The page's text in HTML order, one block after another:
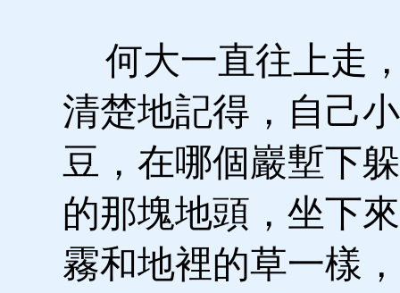
何大一直往上走
清楚地記得，自己
豆，在哪個巖塹下
的那塊地頭，坐下
霧和地裡的草一樣